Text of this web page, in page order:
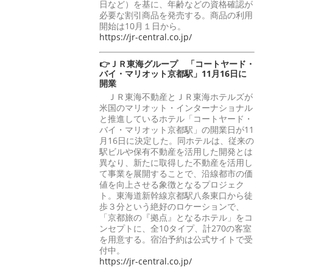
日など）を基に、年齢などの資格確認が
必要な割引商品を発売する。商品の利用
開始は10月１日から。
https://jr-central.co.jp/
👉ＪＲ東海グループ 「コートヤード・
バイ・マリオット京都駅」11月16日に
開業
ＪＲ東海不動産とＪＲ東海ホテルズが
米国のマリオット・インターナショナル
と推進しているホテル「コートヤード・
バイ・マリオット京都駅」の開業日が11
月16日に決定した。同ホテルは、従来の
駅ビルや保有不動産を活用した開発とは
異なり、新たに取得した不動産を活用し
て事業を展開することで、沿線都市の価
値を向上させる象徴となるプロジェク
ト。東海道新幹線京都駅八条東口から徒
歩３分という絶好のロケーションで、
「京都旅の『拠点』となるホテル」をコ
ンセプトに、全10タイプ、計270の客室
を用意する。宿泊予約は公式サイトで受
付中。
https://jr-central.co.jp/